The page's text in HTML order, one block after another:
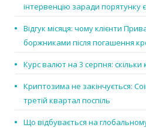
інтервенцію заради порятунку
Відгук місяця: чому клієнти
боржниками після погашення
Курс валют на 3 серпня:
Криптозима не закінчується:
третій квартал поспіль
Що відбувається на